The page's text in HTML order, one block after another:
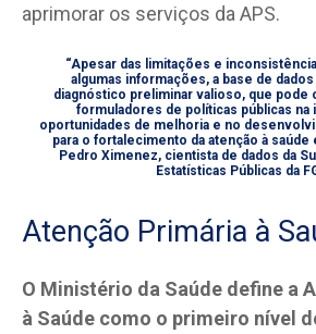
aprimorar os serviços da APS.
“Apesar das limitações e
algumas informações, a base de
diagnóstico preliminar valioso, que pode
formuladores de políticas públicas na
oportunidades de melhoria e no
para o fortalecimento da atenção à saúde
Pedro Ximenez, cientista de dados da
Estatísticas Públicas da
Atenção Primária à
O Ministério da Saúde define a
à Saúde como o primeiro nível